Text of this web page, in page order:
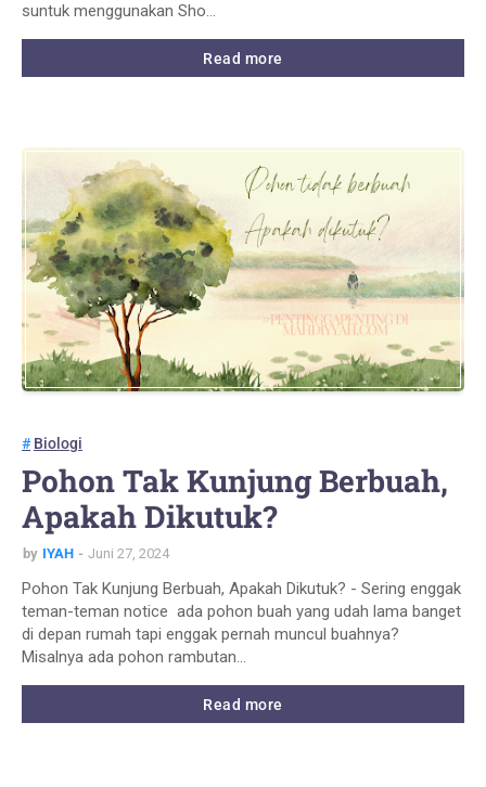
suntuk menggunakan Sho…
Read more
Biologi
Pohon Tak Kunjung Berbuah,
Apakah Dikutuk?
by IYAH Juni 27, 2024
Pohon Tak Kunjung Berbuah, Apakah Dikutuk? - Sering enggak
teman-teman notice ada pohon buah yang udah lama banget
di depan rumah tapi enggak pernah muncul buahnya?
Misalnya ada pohon rambutan…
Read more